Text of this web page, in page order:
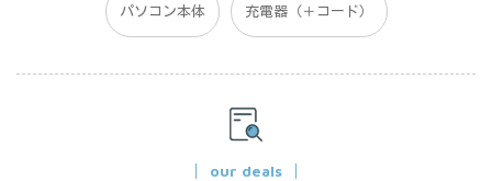
パソコン本体 充電器（＋コード）
our deals